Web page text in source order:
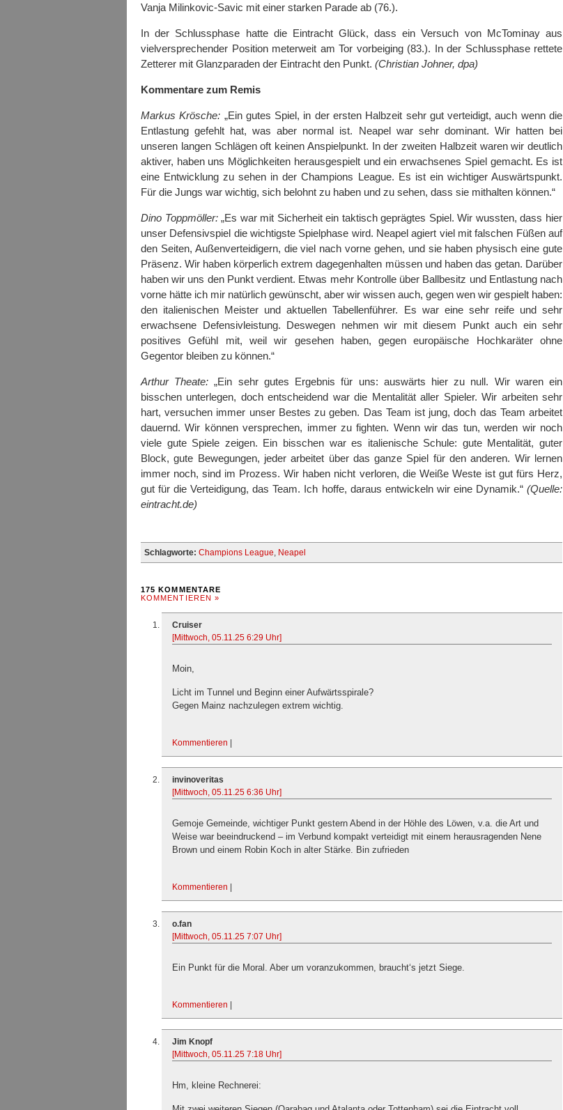
Vanja Milinkovic-Savic mit einer starken Parade ab (76.).
In der Schlussphase hatte die Eintracht Glück, dass ein Versuch von McTominay aus
vielversprechender Position meterweit am Tor vorbeiging (83.). In der Schlussphase rettete
Zetterer mit Glanzparaden der Eintracht den Punkt. (Christian Johner, dpa)
Kommentare zum Remis
Markus Krösche: „Ein gutes Spiel, in der ersten Halbzeit sehr gut verteidigt, auch wenn die
Entlastung gefehlt hat, was aber normal ist. Neapel war sehr dominant. Wir hatten bei
unseren langen Schlägen oft keinen Anspielpunkt. In der zweiten Halbzeit waren wir deutlich
aktiver, haben uns Möglichkeiten herausgespielt und ein erwachsenes Spiel gemacht. Es ist
eine Entwicklung zu sehen in der Champions League. Es ist ein wichtiger Auswärtspunkt.
Für die Jungs war wichtig, sich belohnt zu haben und zu sehen, dass sie mithalten können.“
Dino Toppmöller:„Es war mit Sicherheit ein taktisch geprägtes Spiel. Wir wussten, dass hier
unser Defensivspiel die wichtigste Spielphase wird. Neapel agiert viel mit falschen Füßen auf
den Seiten, Außenverteidigern, die viel nach vorne gehen, und sie haben physisch eine gute
Präsenz. Wir haben körperlich extrem dagegenhalten müssen und haben das getan. Darüber
haben wir uns den Punkt verdient. Etwas mehr Kontrolle über Ballbesitz und Entlastung nach
vorne hätte ich mir natürlich gewünscht, aber wir wissen auch, gegen wen wir gespielt haben:
den italienischen Meister und aktuellen Tabellenführer. Es war eine sehr reife und sehr
erwachsene Defensivleistung. Deswegen nehmen wir mit diesem Punkt auch ein sehr
positives Gefühl mit, weil wir gesehen haben, gegen europäische Hochkaräter ohne
Gegentor bleiben zu können.“
Arthur Theate: „Ein sehr gutes Ergebnis für uns: auswärts hier zu null. Wir waren ein
bisschen unterlegen, doch entscheidend war die Mentalität aller Spieler. Wir arbeiten sehr
hart, versuchen immer unser Bestes zu geben. Das Team ist jung, doch das Team arbeitet
dauernd. Wir können versprechen, immer zu fighten. Wenn wir das tun, werden wir noch
viele gute Spiele zeigen. Ein bisschen war es italienische Schule: gute Mentalität, guter
Block, gute Bewegungen, jeder arbeitet über das ganze Spiel für den anderen. Wir lernen
immer noch, sind im Prozess. Wir haben nicht verloren, die Weiße Weste ist gut fürs Herz,
gut für die Verteidigung, das Team. Ich hoffe, daraus entwickeln wir eine Dynamik.“ (Quelle:
eintracht.de)
Schlagworte: Champions League Neapel
175 KOMMENTARE
KOMMENTIEREN »
Cruiser
[Mittwoch, 05.11.25 6:29 Uhr]
Moin,
Licht im Tunnel und Beginn einer Aufwärtsspirale?
Gegen Mainz nachzulegen extrem wichtig.
Kommentieren |
invinoveritas
[Mittwoch, 05.11.25 6:36 Uhr]
Gemoje Gemeinde, wichtiger Punkt gestern Abend in der Höhle des Löwen, v.a. die Art und
Weise war beeindruckend – im Verbund kompakt verteidigt mit einem herausragenden Nene
Brown und einem Robin Koch in alter Stärke. Bin zufrieden
Kommentieren |
o.fan
[Mittwoch, 05.11.25 7:07 Uhr]
Ein Punkt für die Moral. Aber um voranzukommen, braucht‘s jetzt Siege.
Kommentieren |
Jim Knopf
[Mittwoch, 05.11.25 7:18 Uhr]
Hm, kleine Rechnerei: